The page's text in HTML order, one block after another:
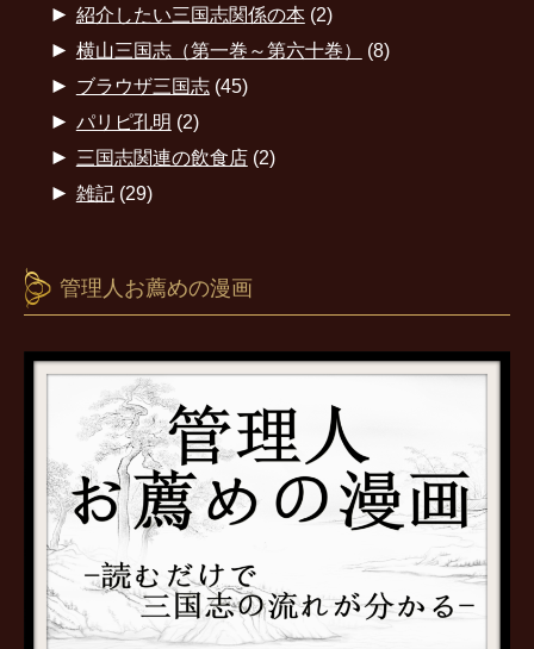
► 紹介したい三国志関係の本(2)
► 横山三国志（第一巻～第六十巻） (8)
► ブラウザ三国志(45)
► パリピ孔明 (2)
► 三国志関連の飲食店(2)
► 雑記(29)
管理人お薦めの漫画